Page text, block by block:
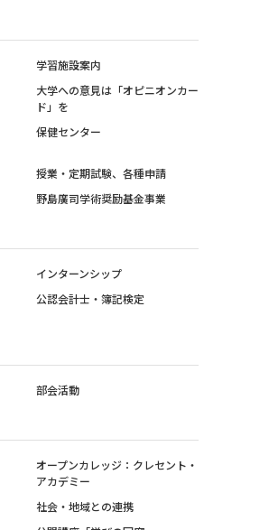
学習施設案内
大学への意見は「オピニオンカー
ド」を
保健センター
授業・定期試験、各種申請
野島廣司学術奨励基金事業
インターンシップ
公認会計士・簿記検定
部会活動
オープンカレッジ：クレセント・
アカデミー
社会・地域との連携